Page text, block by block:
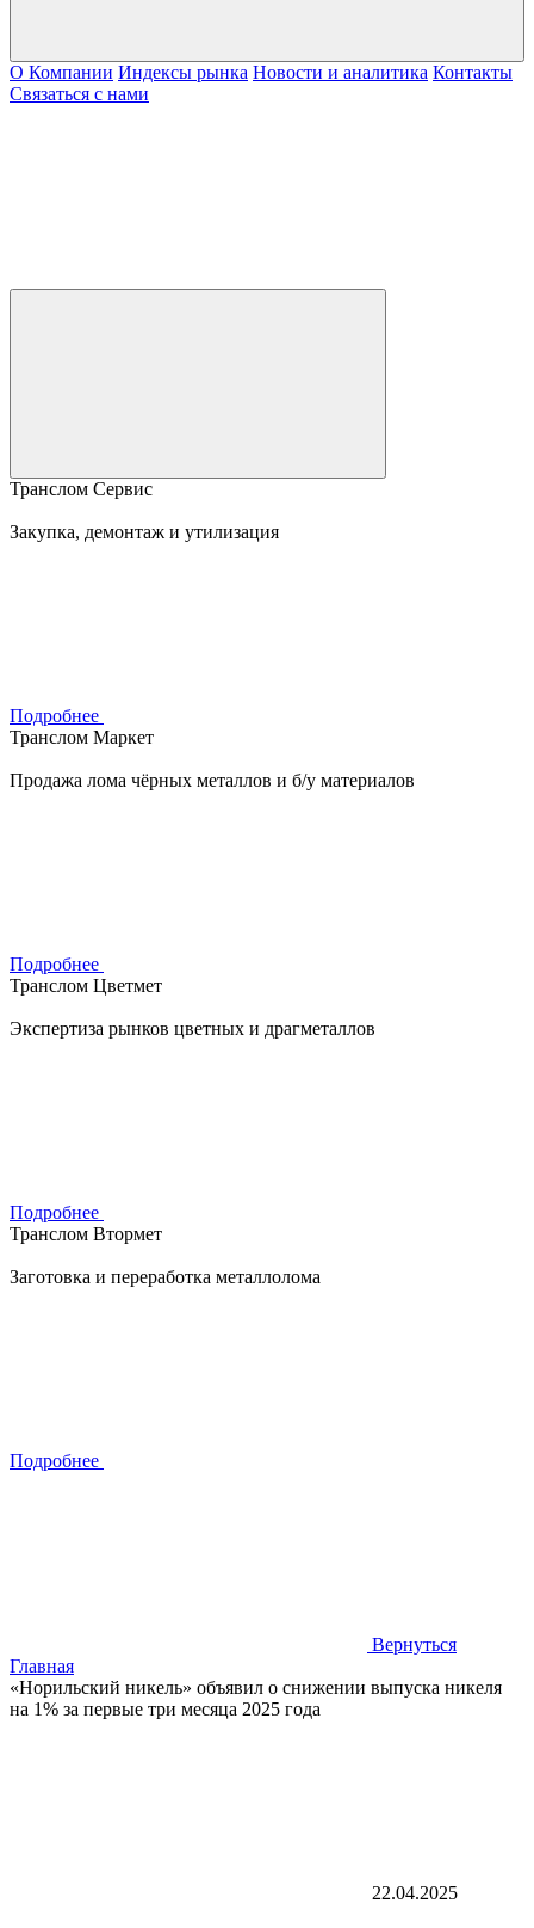
О Компании Индексы рынка Новости и аналитика Контакты
Связаться с нами
Транслом Сервис
Закупка, демонтаж и утилизация
Подробнее
Транслом Маркет
Продажа лома чёрных металлов и б/у материалов
Подробнее
Транслом Цветмет
Экспертиза рынков цветных и драгметаллов
Подробнее
Транслом Втормет
Заготовка и переработка металлолома
Подробнее
Вернуться
Главная
«Норильский никель» объявил о снижении выпуска никеля
на 1% за первые три месяца 2025 года
22.04.2025